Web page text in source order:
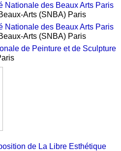
Nationale des Beaux Arts Paris
Arts (SNBA) Paris
Nationale des Beaux Arts Paris
Arts (SNBA) Paris
de Peinture et de Sculpture
de La Libre Esthétique